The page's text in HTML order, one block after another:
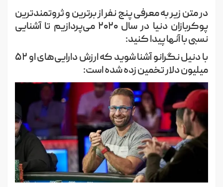
در متن زیر به معرفی پنج نفر از برترین و ثروتمندترین
پوکربازان دنیا در سال ۲۰۲۰ می‌پردازیم تا آشنایی
نسبی با آنها پیدا کنید:
با دنیل نگرانو آشنا شوید که ارزش دارایی‌های او ۵۲
میلیون دلار تخمین زده شده است: